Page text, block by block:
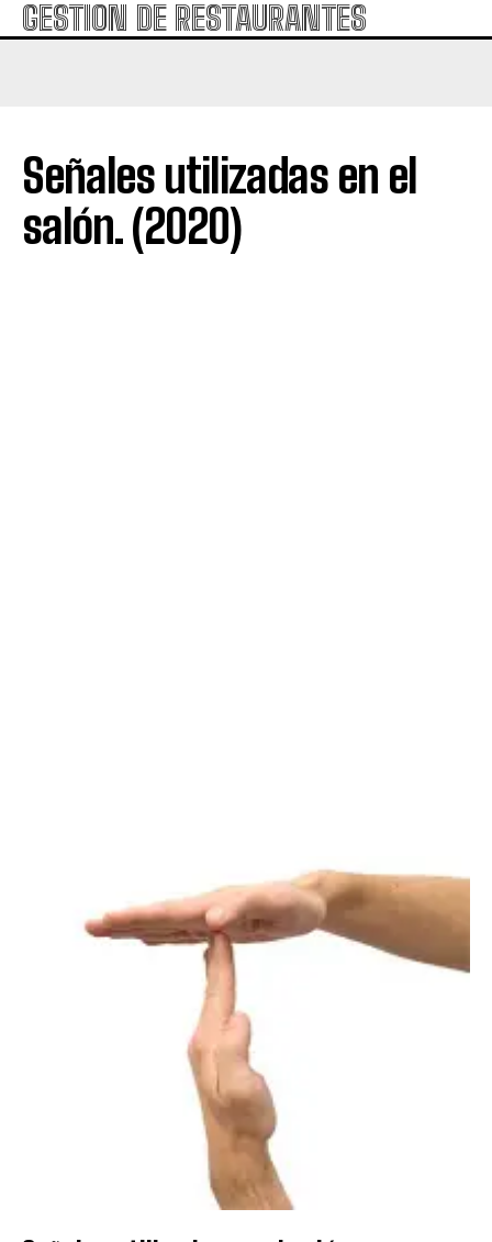
GESTION DE RESTAURANTES
Señales utilizadas en el
salón. (2020)